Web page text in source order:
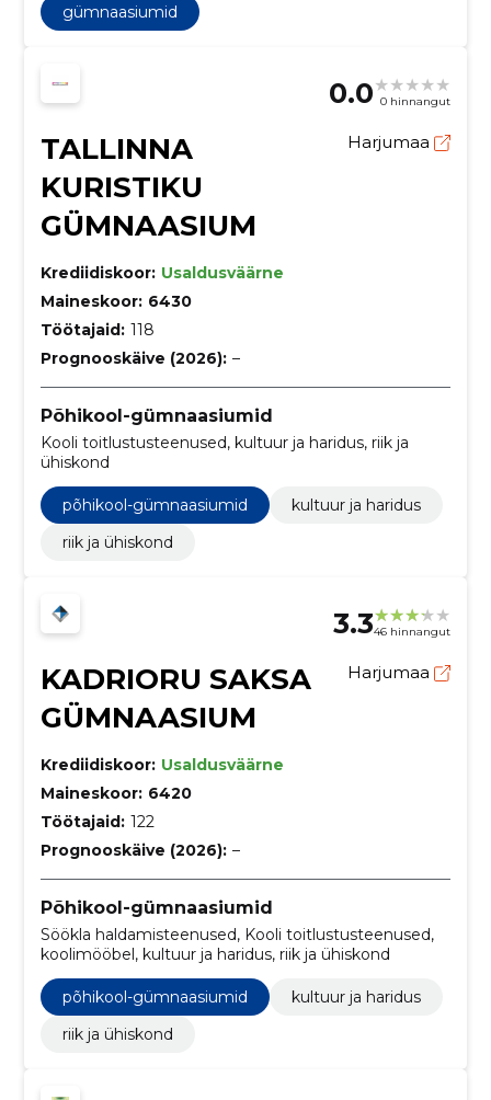
gümnaasiumid
0.0 0 hinnangut
TALLINNA
KURISTIKU
GÜMNAASIUM
Harjumaa
Krediidiskoor: Usaldusväärne
Maineskoor: 6430
Töötajaid: 118
Prognooskäive (2026): –
Põhikool-gümnaasiumid
Kooli toitlustusteenused, kultuur ja haridus, riik ja
ühiskond
põhikool-gümnaasiumid
kultuur ja haridus
riik ja ühiskond
3.346 hinnangut
KADRIORU SAKSA
GÜMNAASIUM
Harjumaa
Krediidiskoor: Usaldusväärne
Maineskoor: 6420
Töötajaid: 122
Prognooskäive (2026): –
Põhikool-gümnaasiumid
Söökla haldamisteenused, Kooli toitlustusteenused,
koolimööbel, kultuur ja haridus, riik ja ühiskond
põhikool-gümnaasiumid
kultuur ja haridus
riik ja ühiskond